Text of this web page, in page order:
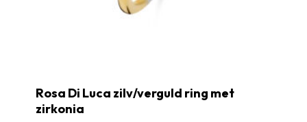
Rosa Di Luca zilv/verguld ring met
zirkonia